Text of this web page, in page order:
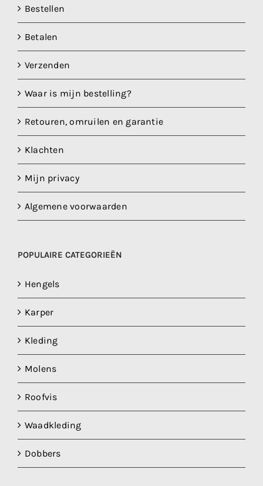
Bestellen
Betalen
Verzenden
Waar is mijn bestelling?
Retouren, omruilen en garantie
Klachten
Mijn privacy
Algemene voorwaarden
POPULAIRE CATEGORIEËN
Hengels
Karper
Kleding
Molens
Roofvis
Waadkleding
Dobbers